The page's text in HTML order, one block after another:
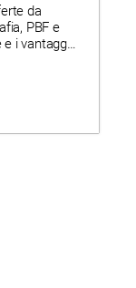
da
PBF e
e i vantaggi